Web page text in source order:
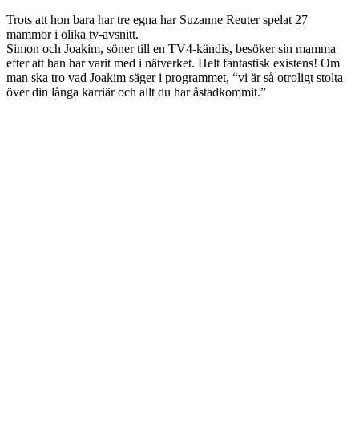
Trots att hon bara har tre egna har Suzanne Reuter spelat 27
mammor i olika tv-avsnitt.
Simon och Joakim, söner till en TV4-kändis, besöker sin mamma
efter att han har varit med i nätverket. Helt fantastisk existens! Om
man ska tro vad Joakim säger i programmet, “vi är så otroligt stolta
över din långa karriär och allt du har åstadkommit.”